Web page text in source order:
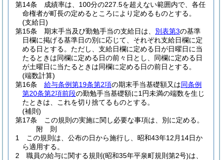
第14条
成績率は、100分の227.5を超えない範囲内で、各任
命権者が町長の定めるところにより定めるものとする。
(支給日)
第15条
期末手当及び勤勉手当の支給日は、 別表第3の基準
日欄に掲げる基準日の別に応じて、それぞれ支給日欄に定
める日とする。 ただし、支給日欄に定める日が日曜日に当
たるときは同欄に定める日の前々日とし、同欄に定める日
が土曜日に当たるときは同欄に定める日の前日とする。
(端数計算)
第16条
給与条例第19条第2項の期末手当基礎額又は同条例
第20条第2項前段の勤勉手当基礎額に1円未満の端数を生じ
たときは、これを切り捨てるものとする。
(補則)
第17条
この規則の実施に関し必要な事項は、別に定める。
附 則
1
この規則は、公布の日から施行し、昭和43年12月14日か
ら適用する。
2
職員の給与に関する規則 (昭和35年平泉町規則第2号)は、